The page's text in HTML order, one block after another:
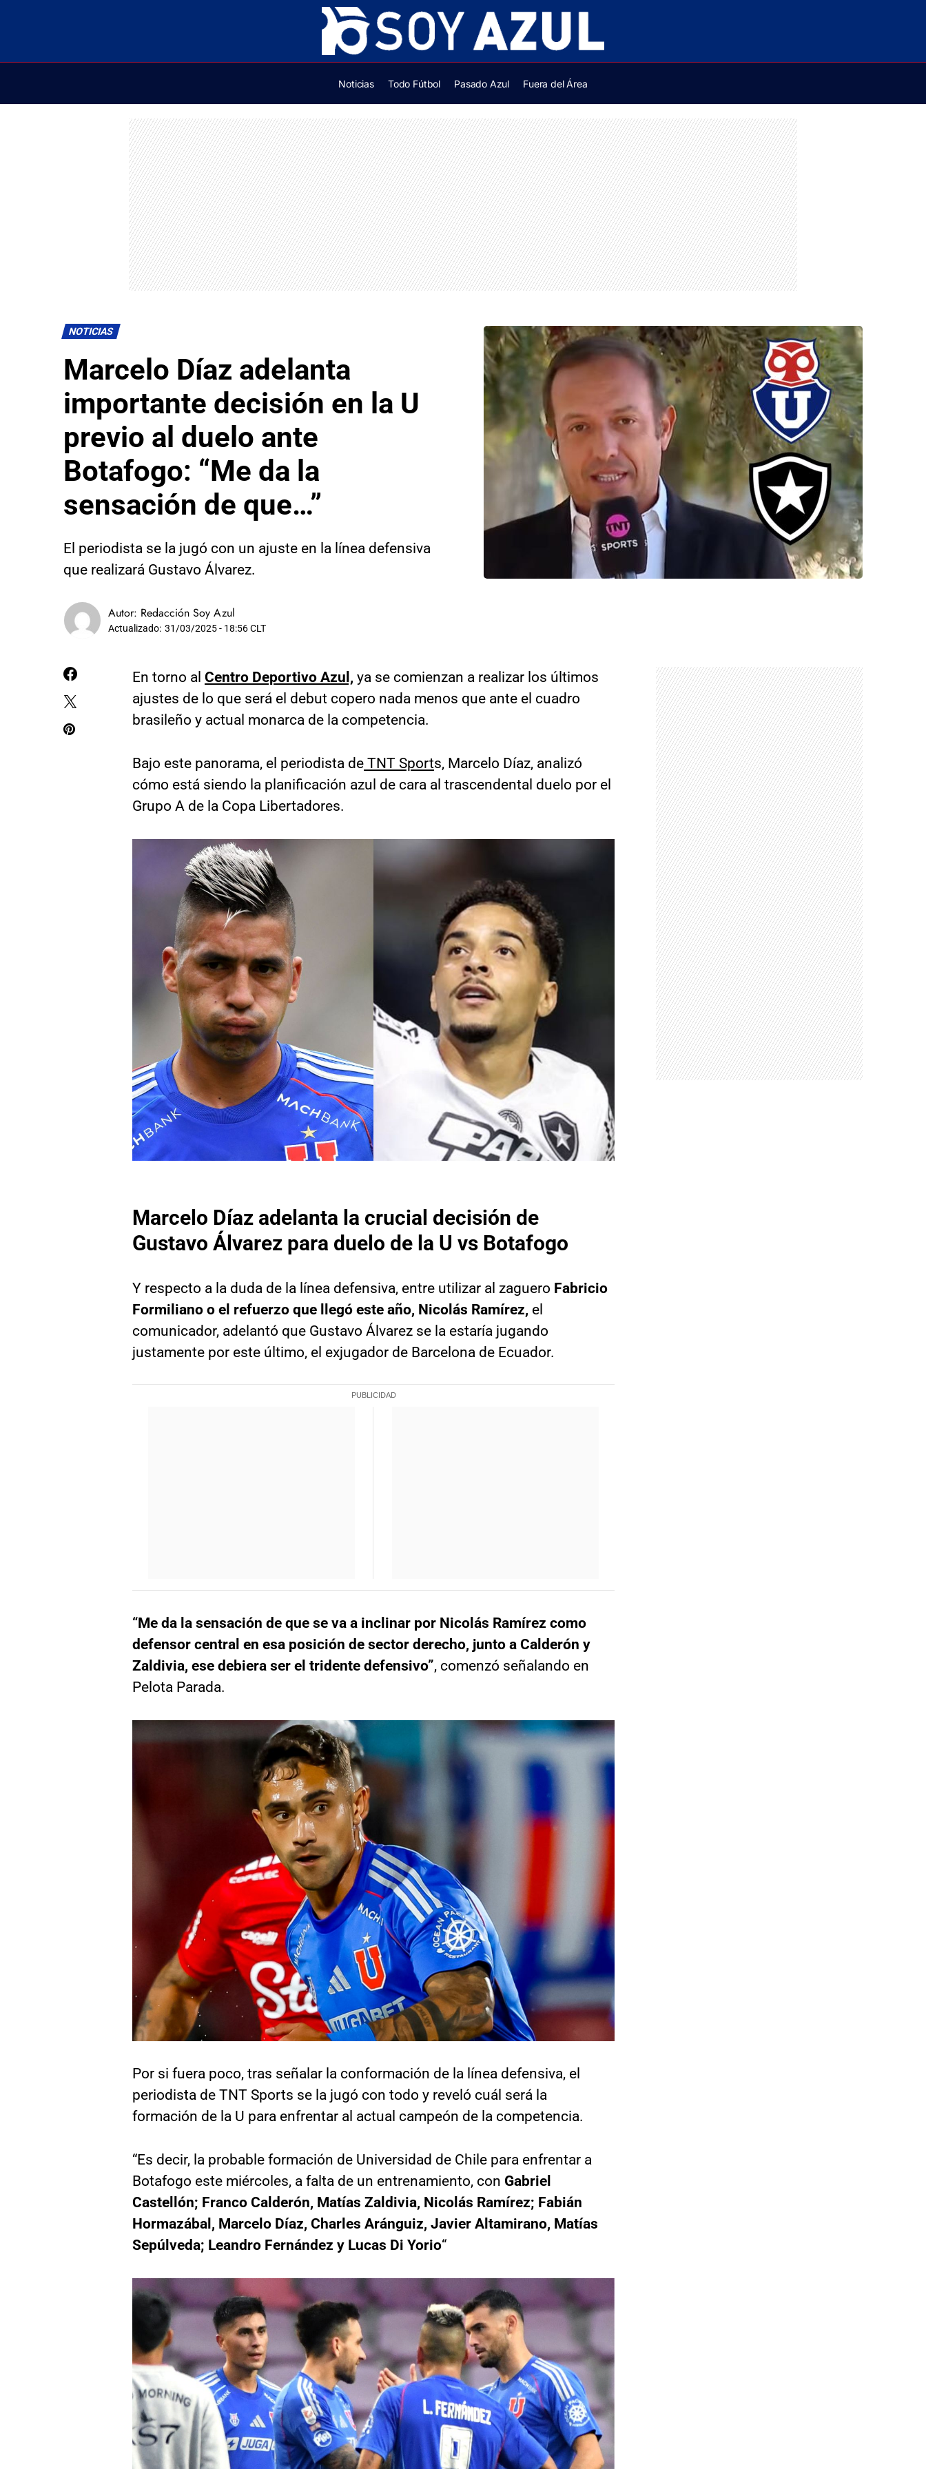
Noticias Todo Fútbol Pasado Azul Fuera del Área
NOTICIAS
Marcelo Díaz adelanta
importante decisión en la U
previo al duelo ante
Botafogo: “Me da la
sensación de que…”
El periodista se la jugó con un ajuste en la línea defensiva
que realizará Gustavo Álvarez.
Autor: Redacción Soy Azul
Actualizado: 31/03/2025 - 18:56 CLT
En torno al Centro Deportivo Azul, ya se comienzan a realizar los últimos
ajustes de lo que será el debut copero nada menos que ante el cuadro
brasileño y actual monarca de la competencia.
Bajo este panorama, el periodista de TNT Sports, Marcelo Díaz, analizó
cómo está siendo la planificación azul de cara al trascendental duelo por el
Grupo A de la Copa Libertadores.
Marcelo Díaz adelanta la crucial decisión de
Gustavo Álvarez para duelo de la U vs Botafogo
Y respecto a la duda de la línea defensiva, entre utilizar al zaguero Fabricio
Formiliano o el refuerzo que llegó este año, Nicolás Ramírez, el
comunicador, adelantó que Gustavo Álvarez se la estaría jugando
justamente por este último, el exjugador de Barcelona de Ecuador.
“Me da la sensación de que se va a inclinar por Nicolás Ramírez como
defensor central en esa posición de sector derecho, junto a Calderón y
Zaldivia, ese debiera ser el tridente defensivo”, comenzó señalando en
Pelota Parada.
Por si fuera poco, tras señalar la conformación de la línea defensiva, el
periodista de TNT Sports se la jugó con todo y reveló cuál será la
formación de la U para enfrentar al actual campeón de la competencia.
“Es decir, la probable formación de Universidad de Chile para enfrentar a
Botafogo este miércoles, a falta de un entrenamiento, con Gabriel
Castellón; Franco Calderón, Matías Zaldivia, Nicolás Ramírez; Fabián
Hormazábal, Marcelo Díaz, Charles Aránguiz, Javier Altamirano, Matías
Sepúlveda; Leandro Fernández y Lucas Di Yorio“